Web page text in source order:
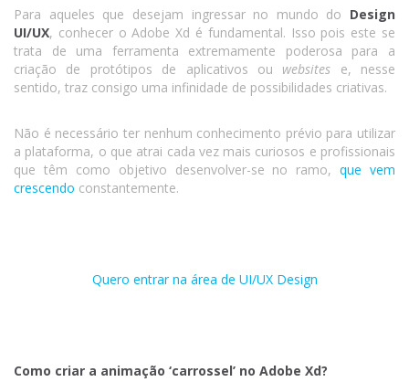
Para aqueles que desejam ingressar no mundo do Design
UI/UX, conhecer o Adobe Xd é fundamental. Isso pois este se
trata de uma ferramenta extremamente poderosa para a
criação de protótipos de aplicativos ou websites e, nesse
sentido, traz consigo uma infinidade de possibilidades criativas.
Não é necessário ter nenhum conhecimento prévio para utilizar
a plataforma, o que atrai cada vez mais curiosos e profissionais
que têm como objetivo desenvolver-se no ramo,que vem
crescendo constantemente.
Quero entrar na área de UI/UX Design
Como criar a animação ‘carrossel’ no Adobe Xd?